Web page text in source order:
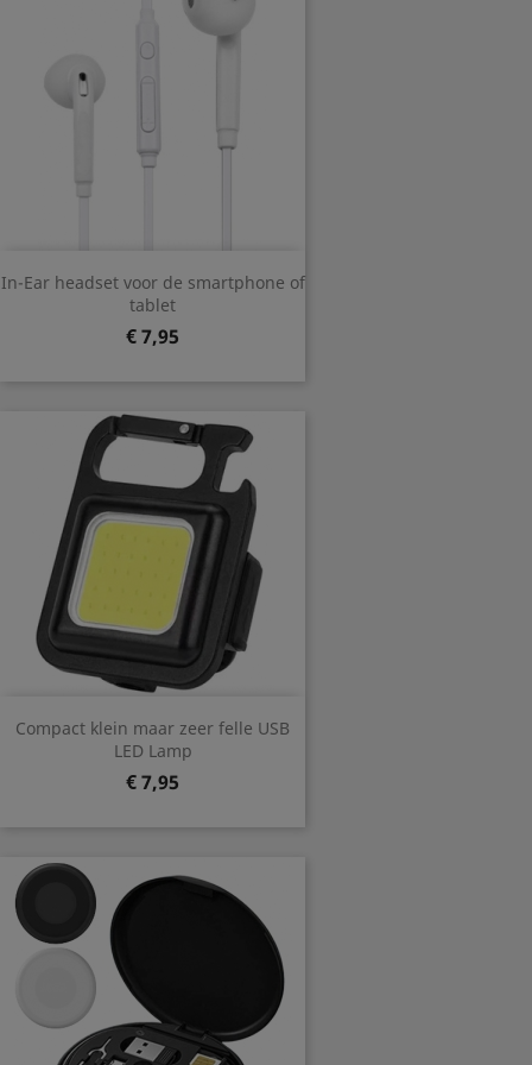
In-Ear headset voor de smartphone of
tablet
Prijs
€ 7,95
Compact klein maar zeer felle USB
LED Lamp
Prijs
€ 7,95